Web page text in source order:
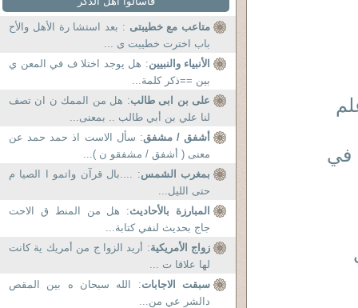
في
متاعب مع خطيبتى : بعد استشا رة الأهل والأح
باب اخترت خطيبت ى ...
الأنبياء والنبيين: هل يوجد اختلا ف في المعن ي
بين ==ذكر كلمة...
على بن ابى طالب: هل من الممك ن ان تصف
لنا علي بن أبي طالب .. بمعنى...
أشفق / مشفق: سأل الاست اذ حمد حمد عن
معنى ( أشفق / مشفقو ن )...
بمغرب الشمس: ....بال قرآن واتمو ا الصيا م
حتى الليل...
المبارزة بالأحاديث: هل من المنط ق الاحت
جاج بحديث لنفي كتابة...
زواج الأمريكية: أريد الزوا ج من أمريك ية كانت
لها علاقا ت ...
سبقت الاجابات: الله سبحان ه بين المقص
دالشر عي من...